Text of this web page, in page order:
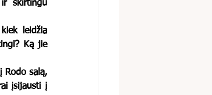
skirtingu
Ką jie
įsijausti į